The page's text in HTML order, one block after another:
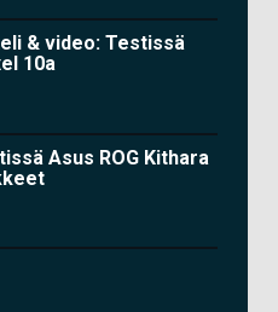
& video: Testissä
10a
Asus ROG Kithara